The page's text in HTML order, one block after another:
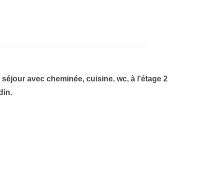
avec cheminée, cuisine, wc, à l'étage 2